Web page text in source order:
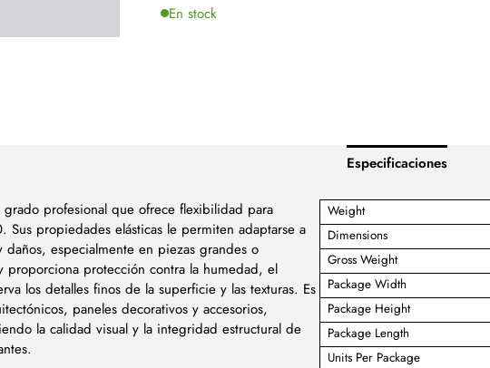
En stock
Especificaciones
profesional que ofrece flexibilidad para
propiedades elásticas le permiten adaptarse a
especialmente en piezas grandes o
protección contra la humedad, el
los detalles finos de la superficie y las texturas. Es
paneles decorativos y accesorios,
la calidad visual y la integridad estructural de
Weight
Dimensions
Gross Weight
Package Width
Package Height
Package Length
Units Per Package